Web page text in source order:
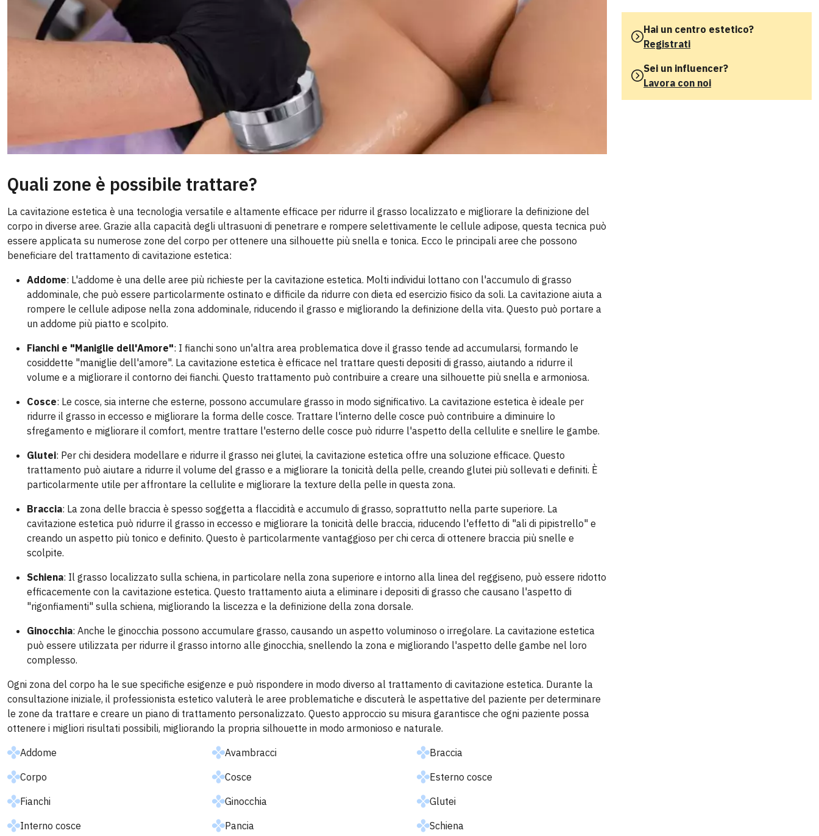
Quali zone è possibile trattare?
La cavitazione estetica è una tecnologia versatile e altamente efficace per ridurre il grasso localizzato e migliorare la definizione del
corpo in diverse aree. Grazie alla capacità degli ultrasuoni di penetrare e rompere selettivamente le cellule adipose, questa tecnica può
essere applicata su numerose zone del corpo per ottenere una silhouette più snella e tonica. Ecco le principali aree che possono
beneficiare del trattamento di cavitazione estetica:
Addome: L'addome è una delle aree più richieste per la cavitazione estetica. Molti individui lottano con l'accumulo di grasso
addominale, che può essere particolarmente ostinato e difficile da ridurre con dieta ed esercizio fisico da soli. La cavitazione aiuta a
rompere le cellule adipose nella zona addominale, riducendo il grasso e migliorando la definizione della vita. Questo può portare a
un addome più piatto e scolpito.
Fianchi e "Maniglie dell'Amore": I fianchi sono un'altra area problematica dove il grasso tende ad accumularsi, formando le
cosiddette "maniglie dell'amore". La cavitazione estetica è efficace nel trattare questi depositi di grasso, aiutando a ridurre il
volume e a migliorare il contorno dei fianchi. Questo trattamento può contribuire a creare una silhouette più snella e armoniosa.
Cosce: Le cosce, sia interne che esterne, possono accumulare grasso in modo significativo. La cavitazione estetica è ideale per
ridurre il grasso in eccesso e migliorare la forma delle cosce. Trattare l'interno delle cosce può contribuire a diminuire lo
sfregamento e migliorare il comfort, mentre trattare l'esterno delle cosce può ridurre l'aspetto della cellulite e snellire le gambe.
Glutei: Per chi desidera modellare e ridurre il grasso nei glutei, la cavitazione estetica offre una soluzione efficace. Questo
trattamento può aiutare a ridurre il volume del grasso e a migliorare la tonicità della pelle, creando glutei più sollevati e definiti. È
particolarmente utile per affrontare la cellulite e migliorare la texture della pelle in questa zona.
Braccia: La zona delle braccia è spesso soggetta a flaccidità e accumulo di grasso, soprattutto nella parte superiore. La
cavitazione estetica può ridurre il grasso in eccesso e migliorare la tonicità delle braccia, riducendo l'effetto di "ali di pipistrello" e
creando un aspetto più tonico e definito. Questo è particolarmente vantaggioso per chi cerca di ottenere braccia più snelle e
scolpite.
Schiena: Il grasso localizzato sulla schiena, in particolare nella zona superiore e intorno alla linea del reggiseno, può essere ridotto
efficacemente con la cavitazione estetica. Questo trattamento aiuta a eliminare i depositi di grasso che causano l'aspetto di
"rigonfiamenti" sulla schiena, migliorando la liscezza e la definizione della zona dorsale.
Ginocchia: Anche le ginocchia possono accumulare grasso, causando un aspetto voluminoso o irregolare. La cavitazione estetica
può essere utilizzata per ridurre il grasso intorno alle ginocchia, snellendo la zona e migliorando l'aspetto delle gambe nel loro
complesso.
Ogni zona del corpo ha le sue specifiche esigenze e può rispondere in modo diverso al trattamento di cavitazione estetica. Durante la
consultazione iniziale, il professionista estetico valuterà le aree problematiche e discuterà le aspettative del paziente per determinare
le zone da trattare e creare un piano di trattamento personalizzato. Questo approccio su misura garantisce che ogni paziente possa
ottenere i migliori risultati possibili, migliorando la propria silhouette in modo armonioso e naturale.
Addome
Avambracci
Braccia
Corpo
Cosce
Esterno cosce
Fianchi
Ginocchia
Glutei
Interno cosce
Pancia Schiena
Hai un centro estetico?
Registrati
Sei un influencer?
Lavora con noi